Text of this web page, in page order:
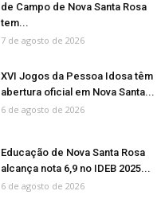
de Campo de Nova Santa Rosa
tem...
7 de agosto de 2026
XVI Jogos da Pessoa Idosa têm
abertura oficial em Nova Santa...
6 de agosto de 2026
Educação de Nova Santa Rosa
alcança nota 6,9 no IDEB 2025...
6 de agosto de 2026